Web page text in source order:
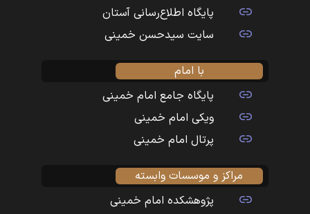
پایگاه اطلاع‌رسانی آستان
سایت سیدحسن خمینی
با امام
پایگاه جامع امام خمینی
ویکی امام خمینی
پرتال امام خمینی
مراکز و موسسات وابسته
پژوهشکده امام خمینی